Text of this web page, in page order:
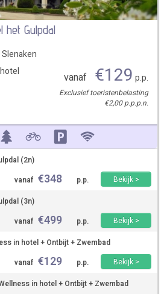
het Gulpdal
Slenaken
vanaf €129 p.p.
Exclusief toeristenbelasting
€2,00 p.p.p.n.
(2n)
vanaf €348 p.p.
Bekijk >
(3n)
vanaf €499 p.p.
Bekijk >
in hotel + Ontbijt + Zwembad
vanaf €129 p.p.
Bekijk >
in hotel + Ontbijt + Zwembad